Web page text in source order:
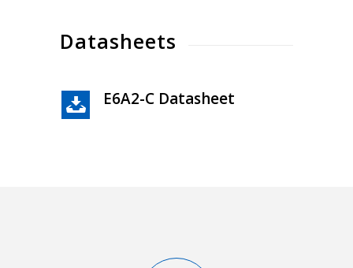
Datasheets
E6A2-C Datasheet